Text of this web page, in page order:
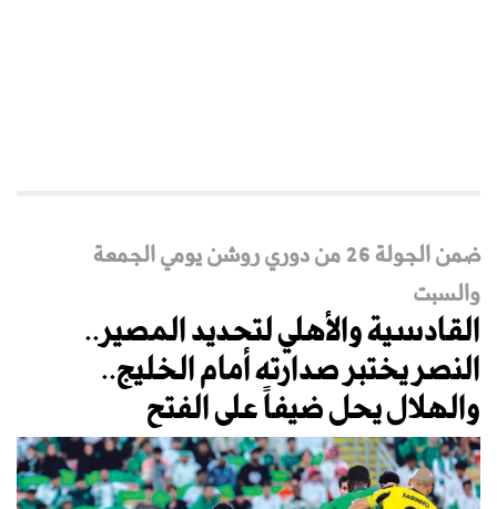
ضمن الجولة 26 من دوري روشن يومي الجمعة
والسبت
القادسية والأهلي لتحديد المصير..
النصر يختبر صدارته أمام الخليج..
والهلال يحل ضيفاً على الفتح